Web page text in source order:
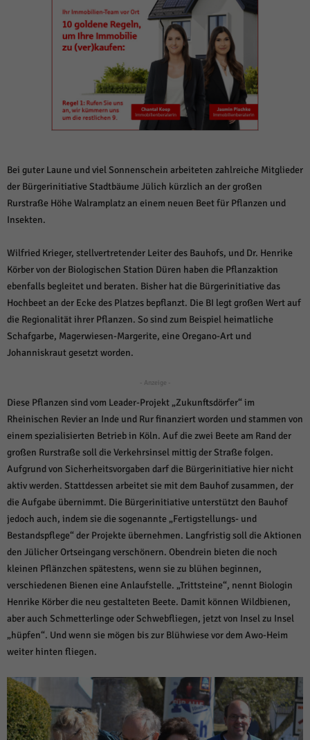
Bei guter Laune und viel Sonnenschein arbeiteten zahlreiche Mitglieder
der Bürgerinitiative Stadtbäume Jülich kürzlich an der großen
Rurstraße Höhe Walramplatz an einem neuen Beet für Pflanzen und
Insekten.
Wilfried Krieger, stellvertretender Leiter des Bauhofs, und Dr. Henrike
Körber von der Biologischen Station Düren haben die Pflanzaktion
ebenfalls begleitet und beraten. Bisher hat die Bürgerinitiative das
Hochbeet an der Ecke des Platzes bepflanzt. Die BI legt großen Wert auf
die Regionalität ihrer Pflanzen. So sind zum Beispiel heimatliche
Schafgarbe, Magerwiesen-Margerite, eine Oregano-Art und
Johanniskraut gesetzt worden.
- Anzeige -
Diese Pflanzen sind vom Leader-Projekt „Zukunftsdörfer“ im
Rheinischen Revier an Inde und Rur finanziert worden und stammen von
einem spezialisierten Betrieb in Köln. Auf die zwei Beete am Rand der
großen Rurstraße soll die Verkehrsinsel mittig der Straße folgen.
Aufgrund von Sicherheitsvorgaben darf die Bürgerinitiative hier nicht
aktiv werden. Stattdessen arbeitet sie mit dem Bauhof zusammen, der
die Aufgabe übernimmt. Die Bürgerinitiative unterstützt den Bauhof
jedoch auch, indem sie die sogenannte „Fertigstellungs- und
Bestandspflege“ der Projekte übernehmen. Langfristig soll die Aktionen
den Jülicher Ortseingang verschönern. Obendrein bieten die noch
kleinen Pflänzchen spätestens, wenn sie zu blühen beginnen,
verschiedenen Bienen eine Anlaufstelle. „Trittsteine“, nennt Biologin
Henrike Körber die neu gestalteten Beete. Damit können Wildbienen,
aber auch Schmetterlinge oder Schwebfliegen, jetzt von Insel zu Insel
„hüpfen“. Und wenn sie mögen bis zur Blühwiese vor dem Awo-Heim
weiter hinten fliegen.
Alle akzeptieren Speichern und weiter
Zurück
Datenschutzeinstellungen
Essenziell (1)
Essenzielle Cookies ermöglichen grundlegende Funktionen und sind für die
einwandfreie Funktion der Website erforderlich.
Statistiken (1)
Statistik Cookies erfassen Informationen anonym. Diese Informationen helfen
uns zu verstehen, wie unsere Besucher unsere Website nutzen.
Marketing (1)
Marketing-Cookies werden von Drittanbietern oder Publishern verwendet,
um personalisierte Werbung anzuzeigen. Sie tun dies, indem sie Besucher
Cookie-Informationen anzeigen
Externe Medien (6)
Inhalte von Videoplattformen und Social-Media-Plattformen werden
werden, bedarf der Zugriff auf diese Inhalte keiner manuellen Einwilligung
mehr.
Cookie-Informationen anzeigen
Datenschutzerklärung Impressum